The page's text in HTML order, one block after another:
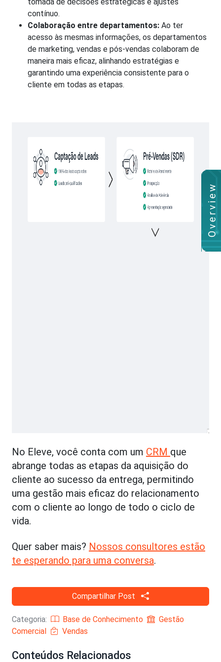
contínuo.
Colaboração entre departamentos: Ao ter
acesso às mesmas informações, os departamentos
de marketing, vendas e pós-vendas colaboram de
maneira mais eficaz, alinhando estratégias e
garantindo uma experiência consistente para o
cliente em todas as etapas.
No Eleve, você conta com um CRM que
abrange todas as etapas da aquisição do
cliente ao sucesso da entrega, permitindo
uma gestão mais eficaz do relacionamento
com o cliente ao longo de todo o ciclo de
vida.
Quer saber mais? Nossos consultores estão
te esperando para uma conversa.
Compartilhar Post
Categoria: Base de Conhecimento
Gestão
Comercial
Vendas
Conteúdos Relacionados